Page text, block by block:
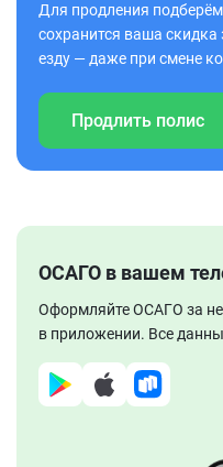
Для продления
сохранится ваша
езду — даже при смене
Продлить полис
ОСАГО в вашем
Оформляйте ОСАГО за
в приложении. Все